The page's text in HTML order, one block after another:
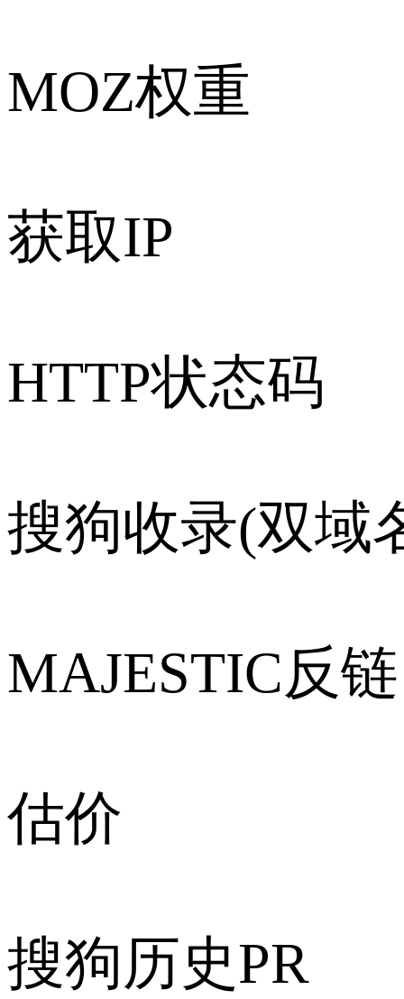
MOZ权重
获取IP
HTTP状态码
搜狗收录(双域
MAJESTIC反链
估价
搜狗历史PR